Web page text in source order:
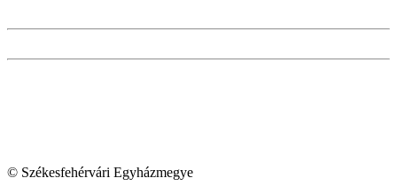
© Székesfehérvári Egyházmegye